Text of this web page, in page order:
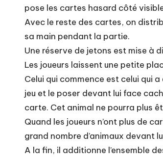
pose les cartes hasard côté
Avec le reste des cartes, on
sa main pendant la partie.
Une réserve de jetons est mise à
Les joueurs laissent une petite
Celui qui commence est celui qui
jeu et le poser devant lui face
carte. Cet animal ne pourra plus
Quand les joueurs n’ont plus de
grand nombre d’animaux devant
A la fin, il additionne l’ensemble